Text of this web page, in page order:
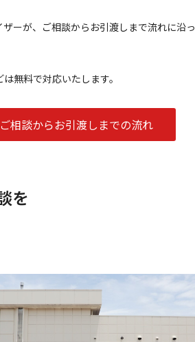
ーが、ご相談からお引渡しまで流れに沿っ
無料で対応いたします。
ご相談からお引渡しまでの流れ
を